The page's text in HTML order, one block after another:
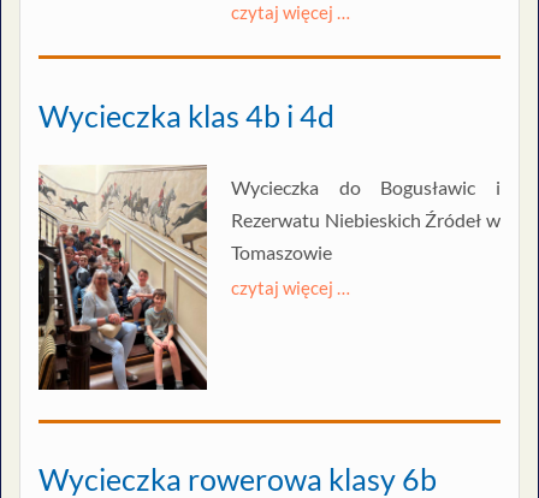
czytaj więcej …
Wycieczka klas 4b i 4d
Wycieczka do Bogusławic i
Rezerwatu Niebieskich Źródeł w
Tomaszowie
czytaj więcej …
Wycieczka rowerowa klasy 6b